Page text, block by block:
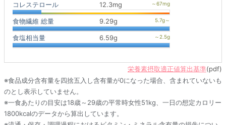
コレステロール
12.3mg
食物繊維 総量 9.29g
食塩相当量 6.59g
栄養素摂取適正値算出基準(pdf)
※食品成分含有量を四捨五入し含有量が0になった場合、含まれていないも
のとし表示していません。
※一食あたりの目安は18歳～29歳の平常時女性51kg、一日の想定カロリー
1800kcalのデータから算出しています。